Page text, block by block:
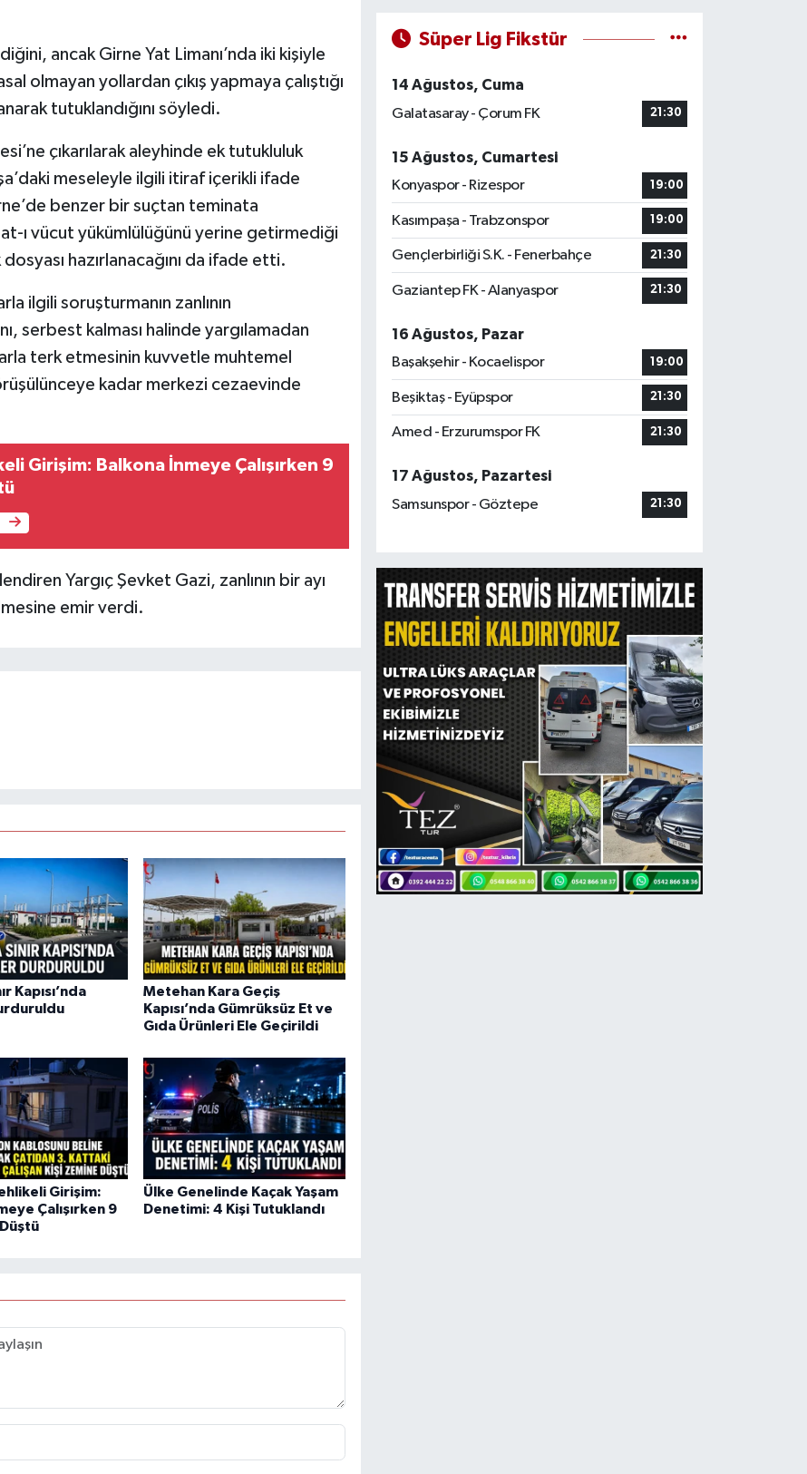
ancak Girne Yat Limanı’nda iki kişiyle
olmayan yollardan çıkış yapmaya çalıştığı
tutuklandığını söyledi.
çıkarılarak aleyhinde ek tutukluluk
meseleyle ilgili itiraf içerikli ifade
benzer bir suçtan teminata
ı vücut yükümlülüğünü yerine getirmediği
hazırlanacağını da ifade etti.
ilgili soruşturmanın zanlının
serbest kalması halinde yargılamadan
terk etmesinin kuvvetle muhtemel
kadar merkezi cezaevinde
Girişim: Balkona İnmeye Çalışırken 9
Yargıç Şevket Gazi, zanlının bir ayı
emir verdi.
Kapısı’nda
Metehan Kara Geçiş
Kapısı’nda Gümrüksüz Et ve
Gıda Ürünleri Ele Geçirildi
Girişim:
Çalışırken 9
Ülke Genelinde Kaçak Yaşam
Denetimi: 4 Kişi Tutuklandı
Süper Lig Fikstür
14 Ağustos, Cuma
Galatasaray - Çorum FK
21:30
15 Ağustos, Cumartesi
Konyaspor - Rizespor
19:00
Kasımpaşa - Trabzonspor 19:00
Gençlerbirliği S.K. - Fenerbahçe 21:30
Gaziantep FK - Alanyaspor 21:30
16 Ağustos, Pazar
Başakşehir - Kocaelispor
19:00
Beşiktaş - Eyüpspor 21:30
Amed - Erzurumspor FK 21:30
17 Ağustos, Pazartesi
Samsunspor - Göztepe
21:30